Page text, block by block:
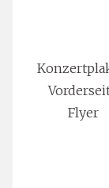
Flyer